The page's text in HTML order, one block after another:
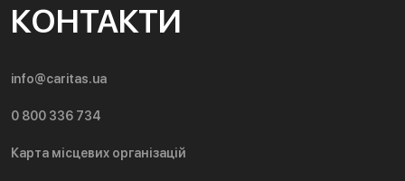
КОНТАКТИ
info@caritas.ua
0 800 336 734
Карта місцевих організацій